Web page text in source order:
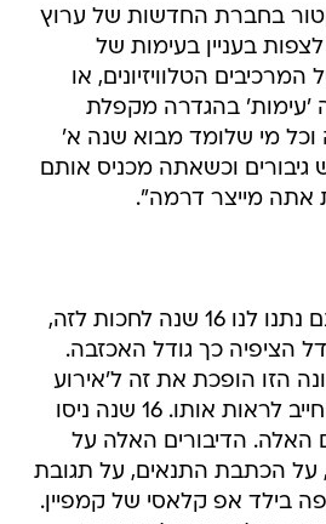
בחברת החדשות של ערוץ
לצפות בעניין בעימות של
של המרכיבים הטלוויזיונים, או
'עימות' בהגדרה מקפלת
מי שלומד מבוא שנה א'
גיבורים וכשאתה מכניס אותם
אתה מייצר דרמה".
"במונחי פרומו - אמנם נתנו לנו 16 שנה לחכות לזה,
הציפיה כך גודל האכזבה.
הזו הופכת את זה ל'אירוע
מדיה', משהו שאתה חייב לראות אותו. 16 שנה ניסו
הדיבורים האלה על
על הכתבת התנאים, על תגובת
בילד אפ קלאסי של קמפיין.